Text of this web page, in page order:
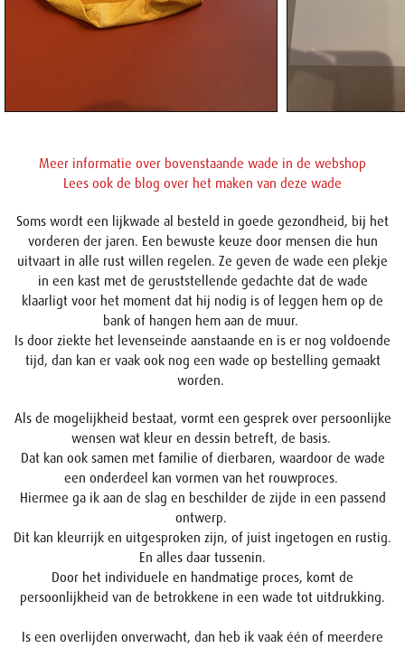
Meer informatie over bovenstaande wade in de webshop
Lees ook de blog over het maken van deze wade
Soms wordt een lijkwade al besteld in goede gezondheid, bij het
vorderen der jaren. Een bewuste keuze door mensen die hun
uitvaart in alle rust willen regelen. Ze geven de wade een plekje
in een kast met de geruststellende gedachte dat de wade
klaarligt voor het moment dat hij nodig is of leggen hem op de
bank of hangen hem aan de muur.
Is door ziekte het levenseinde aanstaande en is er nog voldoende
tijd, dan kan er vaak ook nog een wade op bestelling gemaakt
worden.
Als de mogelijkheid bestaat, vormt een gesprek over persoonlijke
wensen wat kleur en dessin betreft, de basis.
Dat kan ook samen met familie of dierbaren, waardoor de wade
een onderdeel kan vormen van het rouwproces.
Hiermee ga ik aan de slag en beschilder de zijde in een passend
ontwerp.
Dit kan kleurrijk en uitgesproken zijn, of juist ingetogen en rustig.
En alles daar tussenin.
Door het individuele en handmatige proces, komt de
persoonlijkheid van de betrokkene in een wade tot uitdrukking.
Is een overlijden onverwacht, dan heb ik vaak één of meerdere